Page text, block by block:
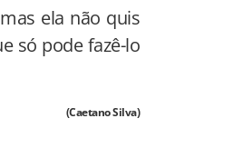
ela não quis
só pode fazê-lo
(Caetano Silva)